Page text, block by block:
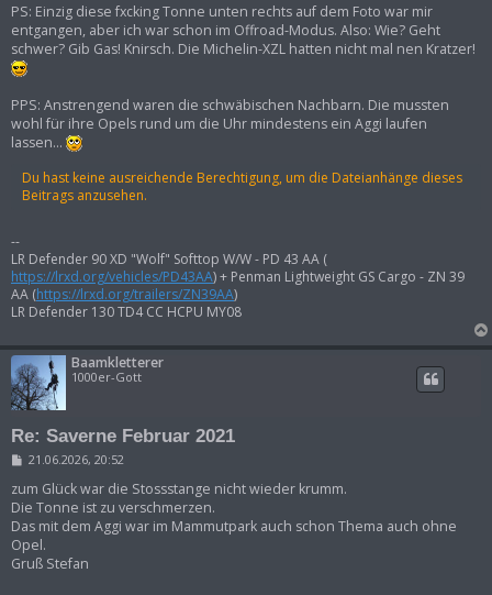
PS: Einzig diese fxcking Tonne unten rechts auf dem Foto war mir
entgangen, aber ich war schon im Offroad-Modus. Also: Wie? Geht
schwer? Gib Gas! Knirsch. Die Michelin-XZL hatten nicht mal nen Kratzer!
PPS: Anstrengend waren die schwäbischen Nachbarn. Die mussten
wohl für ihre Opels rund um die Uhr mindestens ein Aggi laufen
lassen...
Du hast keine ausreichende Berechtigung, um die Dateianhänge dieses
Beitrags anzusehen.
--
LR Defender 90 XD "Wolf" Softtop W/W - PD 43 AA (
https://lrxd.org/vehicles/PD43AA) + Penman Lightweight GS Cargo - ZN 39
AA (https://lrxd.org/trailers/ZN39AA)
LR Defender 130 TD4 CC HCPU MY08
Baamkletterer
1000er-Gott
Re: Saverne Februar 2021
B
i
t
r
a
g
21.06.2026, 20:52
zum Glück war die Stossstange nicht wieder krumm.
Die Tonne ist zu verschmerzen.
Das mit dem Aggi war im Mammutpark auch schon Thema auch ohne
Opel.
Gruß Stefan